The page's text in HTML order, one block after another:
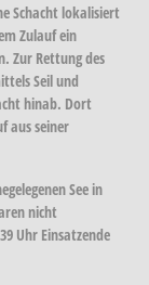
Schacht lokalisiert
Zulauf ein
Zur Rettung des
Seil und
hinab. Dort
aus seiner
See in
nicht
Uhr Einsatzende